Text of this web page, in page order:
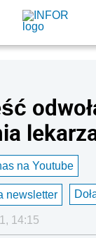
na Youtube
newsletter
14:15